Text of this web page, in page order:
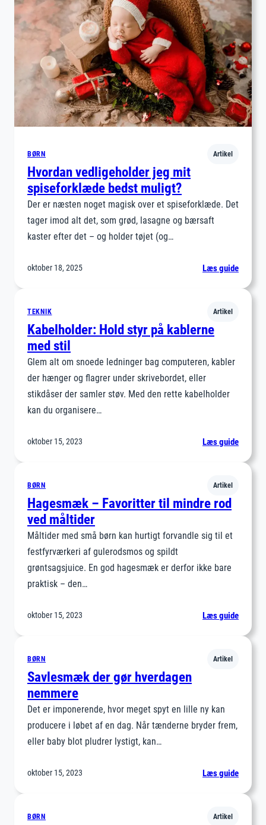
BØRN Artikel
Hvordan vedligeholder jeg mit
spiseforklæde bedst muligt?
Der er næsten noget magisk over et spiseforklæde. Det
tager imod alt det, som grød, lasagne og bærsaft
kaster efter det – og holder tøjet (og…
oktober 18, 2025 Læs guide:
TEKNIK Artikel
Kabelholder: Hold styr på kablerne
med stil
Glem alt om snoede ledninger bag computeren, kabler
der hænger og flagrer under skrivebordet, eller
stikdåser der samler støv. Med den rette kabelholder
kan du organisere…
oktober 15, 2023 Læs guide:
Hold
BØRN Artikel
Hagesmæk – Favoritter til mindre rod
ved måltider
Måltider med små børn kan hurtigt forvandle sig til et
festfyrværkeri af gulerodsmos og spildt
grøntsagsjuice. En god hagesmæk er derfor ikke bare
praktisk – den…
oktober 15, 2023 Læs guide:
BØRN Artikel
Savlesmæk der gør hverdagen
nemmere
Det er imponerende, hvor meget spyt en lille ny kan
producere i løbet af en dag. Når tænderne bryder frem,
eller baby blot pludrer lystigt, kan…
oktober 15, 2023 Læs guide:
BØRN Artikel